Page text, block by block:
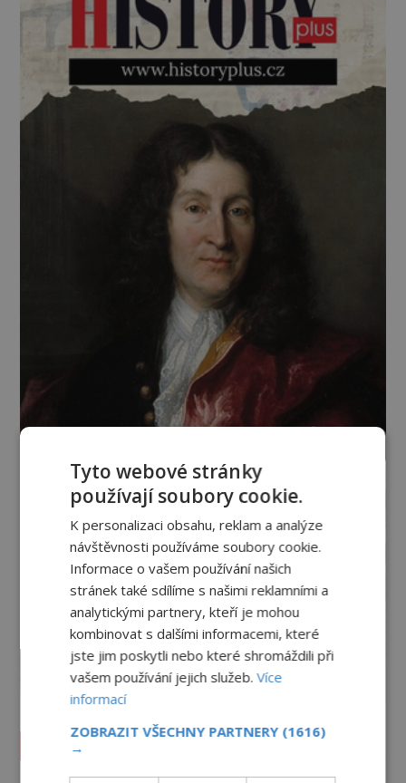
Vesmír a technologie
Tyto webové stránky
používají soubory cookie.
K personalizaci obsahu, reklam a analýze
návštěvnosti používáme soubory cookie.
Informace o vašem používání našich
stránek také sdílíme s našimi reklamními a
analytickými partnery, kteří je mohou
kombinovat s dalšími informacemi, které
jste jim poskytli nebo které shromáždili při
vašem používání jejich služeb.Více
informací
ZOBRAZIT VŠECHNY PARTNERY (1616)
→